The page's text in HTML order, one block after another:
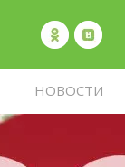
НОВОСТИ